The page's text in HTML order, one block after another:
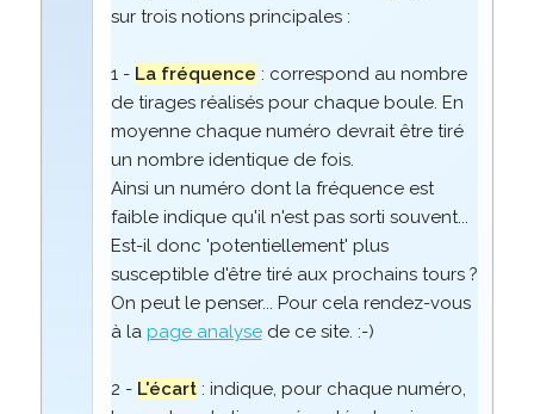
sur trois notions principales :
1 - La fréquence : correspond au nombre
de tirages réalisés pour chaque boule. En
moyenne chaque numéro devrait être tiré
un nombre identique de fois.
Ainsi un numéro dont la fréquence est
faible indique qu'il n'est pas sorti souvent...
Est-il donc 'potentiellement' plus
susceptible d'être tiré aux prochains tours ?
On peut le penser... Pour cela rendez-vous
à la page analysede ce site. :-)
2 - L'écart: indique, pour chaque numéro,